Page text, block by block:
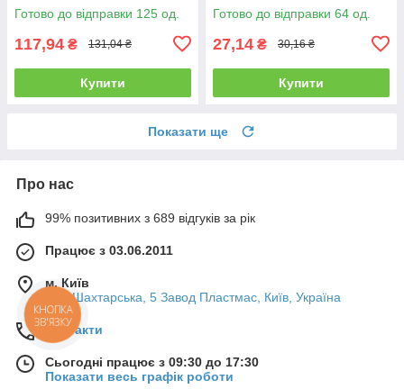
Готово до відправки 125 од.
117,94 ₴ 131,04 ₴
Купити
Готово до відправки 64 од.
27,14 ₴ 30,16 ₴
Купити
Показати ще
Про нас
99% позитивних з 689 відгуків за рік
Працює з 03.06.2011
м. Київ
вул. Шахтарська, 5 Завод Пластмас, Київ, Україна
Контакти
Сьогодні працює з 09:30 до 17:30
Показати весь графік роботи
КНОПКА
ЗВ'ЯЗКУ